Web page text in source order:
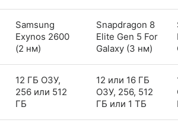
Samsung
Exynos 2600
(2 нм)
Snapdragon 8
Elite Gen 5 For
Galaxy (3 нм)
12 ГБ ОЗУ,
256 или 512
ГБ
12 или 16 ГБ
ОЗУ, 256, 512
ГБ или 1 ТБ